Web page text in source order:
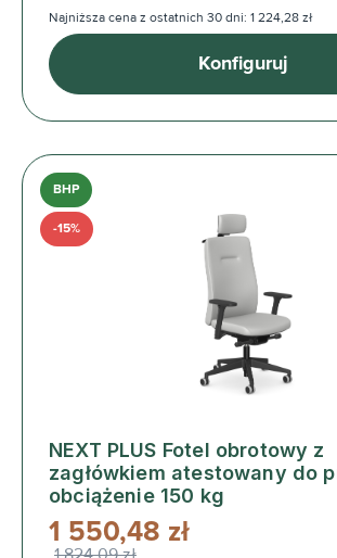
Najniższa cena z ostatnich 30 dni: 1 224,28 zł
Konfiguruj
NEXT PLUS Fotel obrotowy z
zagłówkiem atestowany do
obciążenie 150 kg
BHP
-15%
1 550,48 zł